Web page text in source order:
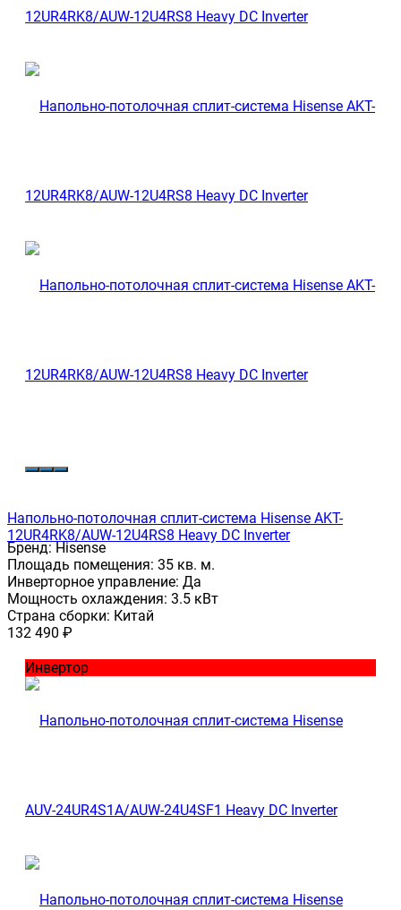
Напольно-потолочная сплит-система Hisense AKT-
12UR4RK8/AUW-12U4RS8 Heavy DC Inverter
Бренд:Hisense
Площадь помещения: 35 кв. м.
Инверторное управление: Да
Мощность охлаждения: 3.5 кВт
Страна сборки: Китай
132 490 ₽
Инвертор